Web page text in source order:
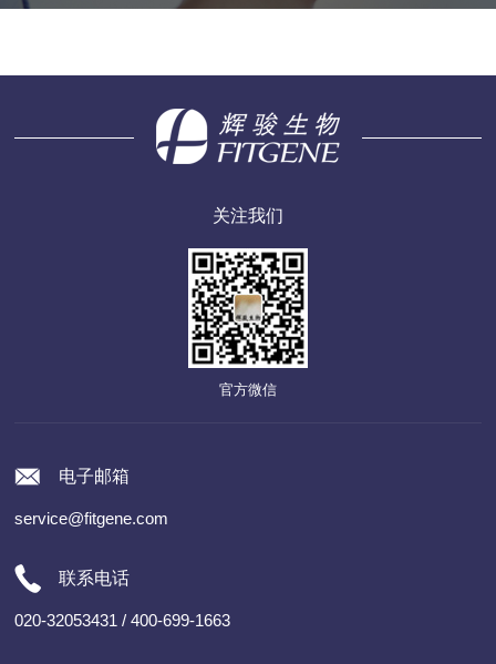
关注我们
官方微信
电子邮箱
service@fitgene.com
联系电话
020-32053431 / 400-699-1663